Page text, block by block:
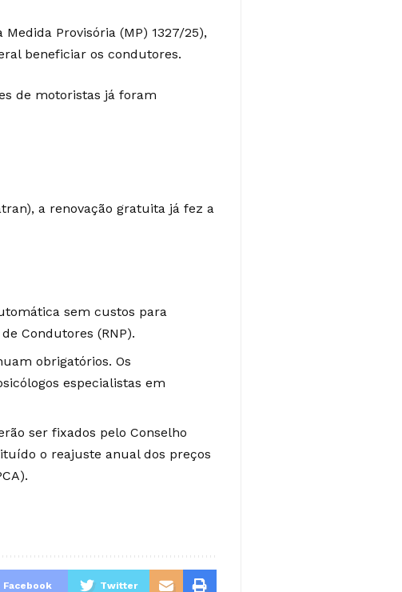
Provisória (MP) 1327/25),
beneficiar os condutores.
de motoristas já foram
a renovação gratuita já fez a
sem custos para
Condutores (RNP).
obrigatórios. Os
especialistas em
ser fixados pelo Conselho
o reajuste anual dos preços
Facebook Twitter